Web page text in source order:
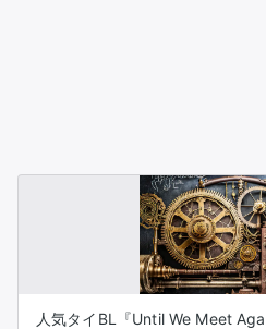
人気タイBL『Until We Meet